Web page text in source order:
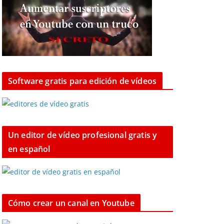
Software gratis para edición de vídeos
Un editor de vídeo profesional gratis y
en español
Cómo crear un canal en Youtube